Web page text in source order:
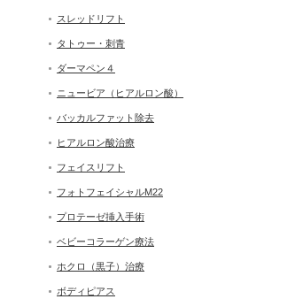
スレッドリフト
タトゥー・刺青
ダーマペン４
ニュービア（ヒアルロン酸）
バッカルファット除去
ヒアルロン酸治療
フェイスリフト
フォトフェイシャルM22
プロテーゼ挿入手術
ベビーコラーゲン療法
ホクロ（黒子）治療
ボディピアス